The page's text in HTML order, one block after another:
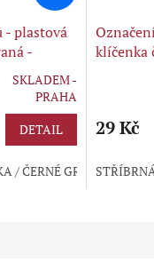
DESKA / ČERNÉ
- plastová
-
-
SKLADEM -
PRAHA
DETAIL
/ ČERNÉ GRAVÍROVÁNÍ
klíčenka
ideální
produktu
z
29 Kč